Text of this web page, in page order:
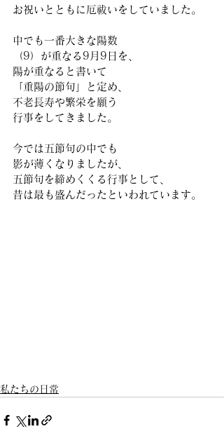
お祝いとともに厄祓いをしていました。
中でも一番大きな陽数
（9）が重なる9月9日を、
陽が重なると書いて
「重陽の節句」と定め、
不老長寿や繁栄を願う
行事をしてきました。
今では五節句の中でも
影が薄くなりましたが、
五節句を締めくくる行事として、
昔は最も盛んだったといわれています。
私たちの日常